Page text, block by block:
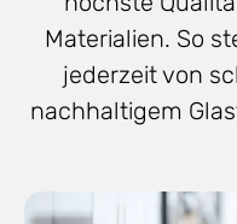
Materialien. So
jederzeit von
nachhaltigem